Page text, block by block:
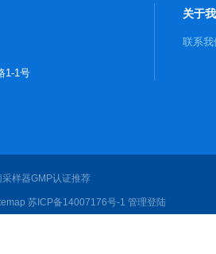
1-1号
关于
联系我
样器GMP认证推荐
苏ICP备14007176号-1 管理登陆